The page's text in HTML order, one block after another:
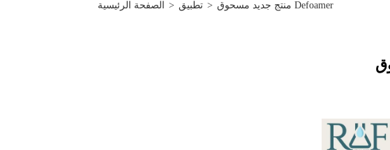
الصفحة الرئيسية > تطبيق > منتج جديد مسحوق Defoamer